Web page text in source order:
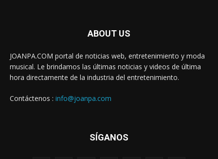
ABOUT US
JOANPA.COM portal de noticias web, entretenimiento y moda
musical. Le brindamos las últimas noticias y videos de última
hora directamente de la industria del entretenimiento.
Contáctenos : info@joanpa.com
SÍGANOS